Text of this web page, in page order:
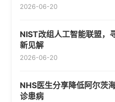
2026-06-20
NIST改组人工智能联盟，
新见解
2026-06-20
NHS医生分享降低阿尔茨
诊患病